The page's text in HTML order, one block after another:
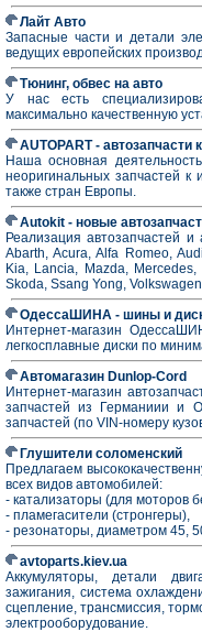
Лайт Авто
Запасные части и детали
ведущих европейских
Тюнинг, обвес на авто
У нас есть
максимально качественную
AUTOPART - автозапчасти
Наша основная
неоригинальных запчастей
также стран Европы.
Autokit - новые
Реализация автозапчастей
Abarth, Acura, Alfa Romeo,
Kia, Lancia, Mazda,
Skoda, Ssang Yong,
ОдессаШИНА - шины и
Интернет-магазин
легкосплавные диски по
Автомагазин Dunlop-Cord
Интернет-магазин
запчастей из Германиии и
запчастей (по VIN-номеру
Глушители соломенский
Предлагаем
всех видов автомобилей:
- катализаторы (для моторов
- пламeгасители (стронгеры),
- резонаторы, диаметром 45,
avtoparts.kiev.ua
Аккумуляторы, детали
зажигания, система
сцепление, трансмиссия,
электрооборудование.